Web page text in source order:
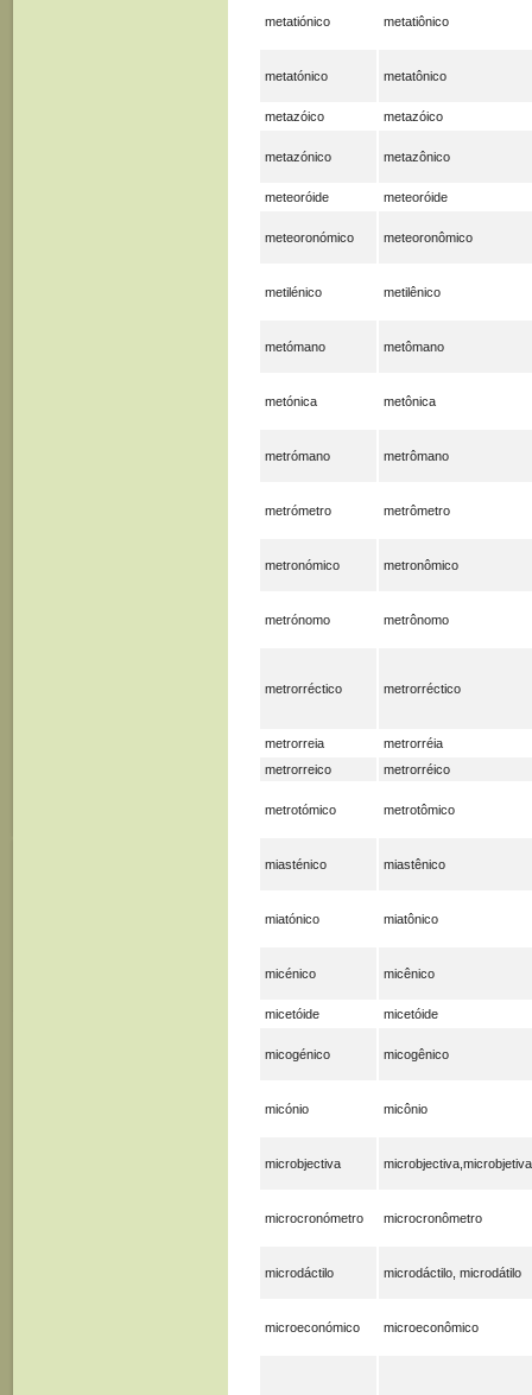
metatiónico metatiônico
metatónico metatônico
metazóico metazóico
metazónico metazônico
meteoróide meteoróide
meteoronómico meteoronômico
metilénico metilênico
metómano metômano
metónica metônica
metrómano metrômano
metrómetro metrômetro
metronómico metronômico
metrónomo metrônomo
metrorréctico metrorréctico
metrorreia
metrorréia
metrorreico
metrorréico
metrotómico metrotômico
miasténico miastênico
miatónico miatônico
micénico micênico
micetóide micetóide
micogénico micogênico
micónio micônio
microbjectiva microbjectiva,microbjetiva
microcronómetro microcronômetro
microdáctilo microdáctilo, microdátilo
microeconómico microeconômico